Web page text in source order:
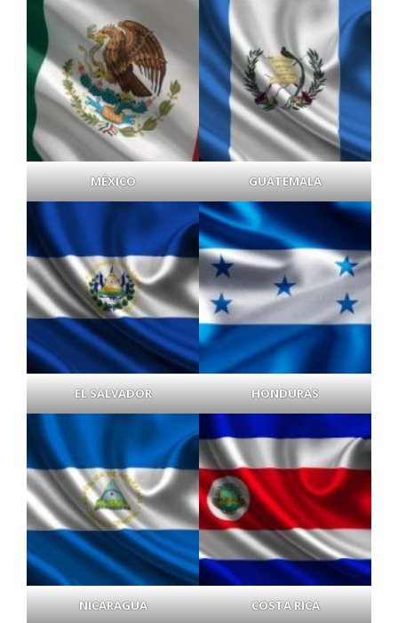
MÉXICO GUATEMALA
EL SALVADOR HONDURAS
NICARAGUA COSTA RICA